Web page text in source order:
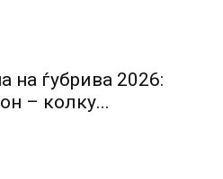
на ѓубрива 2026:
– колку...